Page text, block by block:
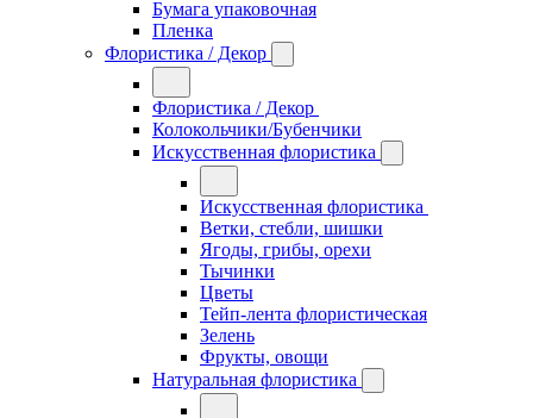
Бумага упаковочная
Пленка
Флористика / Декор
Флористика / Декор
Колокольчики/Бубенчики
Искусственная флористика
Искусственная флористика
Ветки, стебли, шишки
Ягоды, грибы, орехи
Тычинки
Цветы
Тейп-лента флористическая
Зелень
Фрукты, овощи
Натуральная флористика